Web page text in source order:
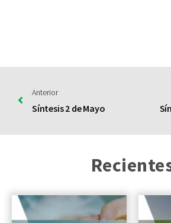
Anterior
Síntesis 2 de Mayo